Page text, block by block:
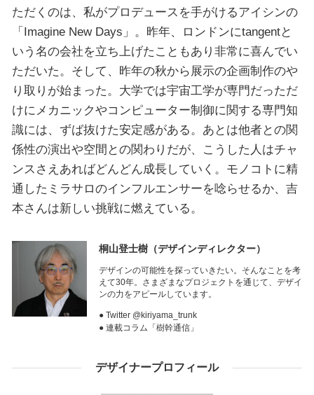
ただくのは、私がプロデュースを手がけるアイシンの
「Imagine New Days」。昨年、ロンドンにtangentと
いう名の会社を立ち上げたこともあり非常に喜んでい
ただいた。そして、昨年の秋から展示の企画制作のや
り取りが始まった。大学では宇宙工学が専門だっただ
けにメカニックやコンピューター制御に関する専門知
識には、ずば抜けた安定感がある。あとは他者との関
係性の演出や空間との関わりだが、こうした人はチャ
ンスさえあればどんどん成長していく。モノコトに精
通したミラサロのインフルエンサーを唸らせるか、吉
本さんは新しい挑戦に燃えている。
桐山登士樹（デザインディレクター）
デザインの可能性を探っていきたい。そんなことを考
えて30年。さまざまなプロジェクトを通じて、デザイ
ンの力をアピールしています。
● Twitter @kiriyama_trunk
● 連載コラム「樹幹通信」
デザイナープロフィール